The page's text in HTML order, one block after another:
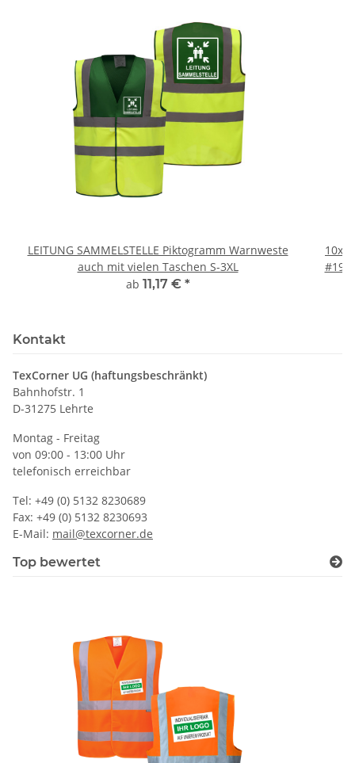
LEITUNG SAMMELSTELLE Piktogramm Warnweste
auch mit vielen Taschen S-3XL
ab 11,17 € *
10x
#190
Kontakt
TexCorner UG (haftungsbeschränkt)
Bahnhofstr. 1
D-31275 Lehrte
Montag - Freitag
von 09:00 - 13:00 Uhr
telefonisch erreichbar
Tel: +49 (0) 5132 8230689
Fax: +49 (0) 5132 8230693
E-Mail: mail@texcorner.de
Top bewertet